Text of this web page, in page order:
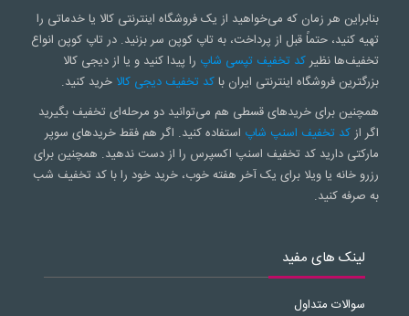
بنابراین هر زمان که می‌خواهید از یک فروشگاه اینترنتی کالا یا خدماتی را
تهیه کنید، حتماً قبل از پرداخت، به تاپ کوپن سر بزنید. در تاپ کوپن انواع
تخفیف‌ها نظیرکد تخفیف تپسی شاپ را پیدا کنید و یا از دیجی کالا
بزرگترین فروشگاه اینترنتی ایران باکد تخفیف دیجی کالا خرید کنید.
همچنین برای خریدهای قسطی هم می‌توانید دو مرحله‌ای تخفیف بگیرید
اگر ازکد تخفیف اسنپ شاپ استفاده کنید. اگر هم فقط خریدهای سوپر
مارکتی دارید کد تخفیف اسنپ اکسپرس را از دست ندهید. همچنین برای
رزرو خانه یا ویلا برای یک آخر هفته خوب، خرید خود را با کد تخفیف شب
به صرفه کنید.
لینک های مفید
سوالات متداول